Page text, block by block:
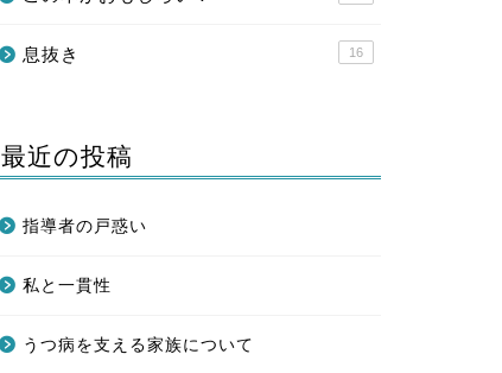
息抜き 16
最近の投稿
指導者の戸惑い
私と一貫性
うつ病を支える家族について